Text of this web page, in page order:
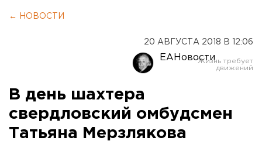
← НОВОСТИ
20 АВГУСТА 2018 В 12:06
ЕАНовости
В день шахтера
свердловский омбудсмен
Татьяна Мерзлякова